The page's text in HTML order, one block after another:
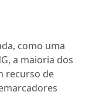
como uma
a maioria dos
recurso de